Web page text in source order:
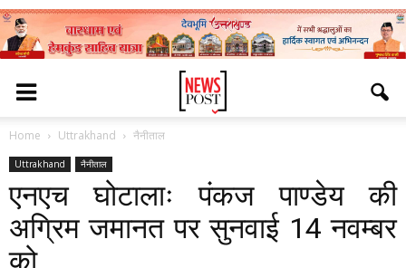
Home Uttrakhand नैनीताल
Uttrakhand नैनीताल
एनएच घोटालाः पंकज पाण्डेय की
अग्रिम जमानत पर सुनवाई 14 नवम्बर
को